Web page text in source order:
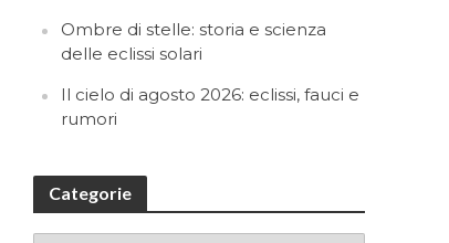
Ombre di stelle: storia e scienza
delle eclissi solari
Il cielo di agosto 2026: eclissi, fauci e
rumori
Categorie